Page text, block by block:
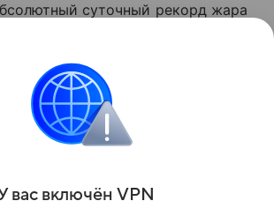
суточный рекорд жара
РФ, самым жарким за всю
7 августа выдалось
году — тогда воздух прогрелся
Поделиться
вас включён VPN